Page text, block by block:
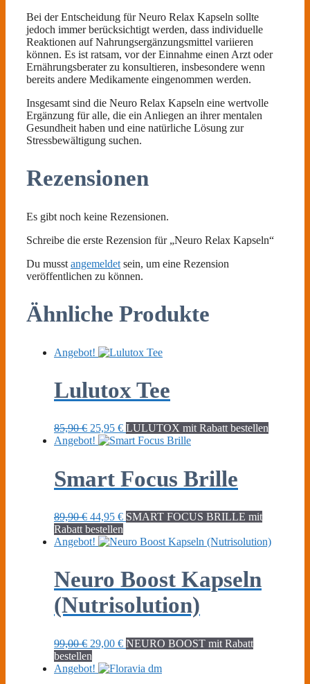
Bei der Entscheidung für Neuro Relax Kapseln sollte
jedoch immer berücksichtigt werden, dass individuelle
Reaktionen auf Nahrungsergänzungsmittel variieren
können. Es ist ratsam, vor der Einnahme einen Arzt oder
Ernährungsberater zu konsultieren, insbesondere wenn
bereits andere Medikamente eingenommen werden.
Insgesamt sind die Neuro Relax Kapseln eine wertvolle
Ergänzung für alle, die ein Anliegen an ihrer mentalen
Gesundheit haben und eine natürliche Lösung zur
Stressbewältigung suchen.
Rezensionen
Es gibt noch keine Rezensionen.
Schreibe die erste Rezension für „Neuro Relax Kapseln“
Du musst angemeldet sein, um eine Rezension
veröffentlichen zu können.
Ähnliche Produkte
Angebot!
Lulutox Tee
85,90€ Ursprünglicher
Preis
25,95 €Aktueller
Preis
LULUTOX mit Rabatt bestellen
Angebot!
Smart Focus Brille
89,90€ Ursprünglicher
Preis
war:
44,95 €Aktueller
ist:
SMART FOCUS BRILLE mit
Rabatt bestellen
Angebot!
Neuro Boost Kapseln
(Nutrisolution)
99,00€ Ursprünglicher
Preis
war:
29,00 €Aktueller
ist:
NEURO BOOST mit Rabatt
bestellen
Angebot!